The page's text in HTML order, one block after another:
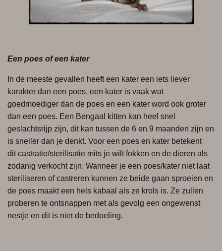
Een poes of een kater
In de meeste gevallen heeft een kater een iets liever
karakter dan een poes, een kater is vaak wat
goedmoediger dan de poes en een kater word ook groter
dan een poes. Een Bengaal kitten kan heel snel
geslachtsrijp zijn, dit kan tussen de 6 en 9 maanden zijn en
is sneller dan je denkt. Voor een poes en kater betekent
ditcastratie/sterilisatie mits je wilt fokken en de dieren als
zodanig verkocht zijn. Wanneer je een poes/kater niet laat
steriliseren of castreren kunnen ze beide gaan sproeien en
de poes maakt een hels kabaal als ze krols is. Ze zullen
proberen te ontsnappen met als gevolg een ongewenst
nestje en dit is niet de bedoeling.